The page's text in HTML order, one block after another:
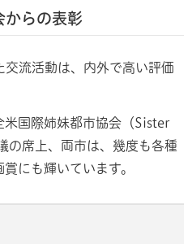
からの表彰
流活動は、内外で高い評価
米国際姉妹都市協会（Sister
席上、両市は、幾度も各種
にも輝いています。